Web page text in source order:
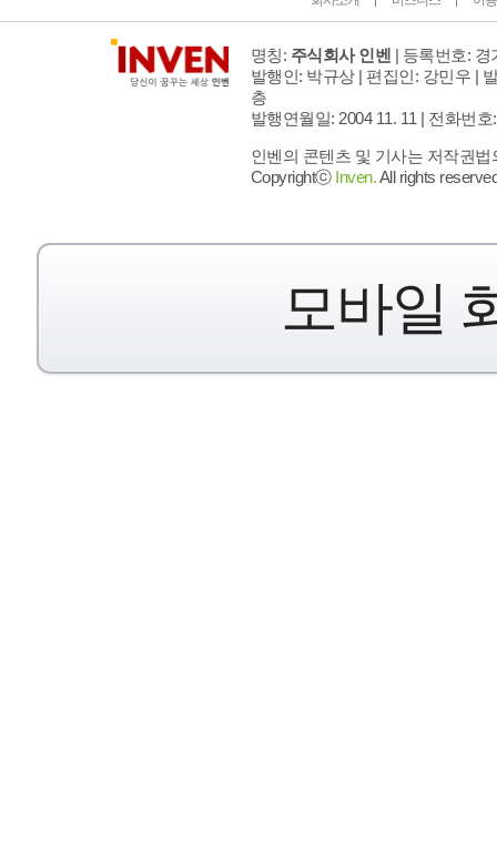
명칭: 주식회사 인벤 | 등록번호: 경
발행인: 박규상 | 편집인: 강민우 |
층
발행연월일: 2004 11. 11 | 전화번호
인벤의 콘텐츠 및 기사는 저작권
Copyrightⓒ Inven.All rights
모바일